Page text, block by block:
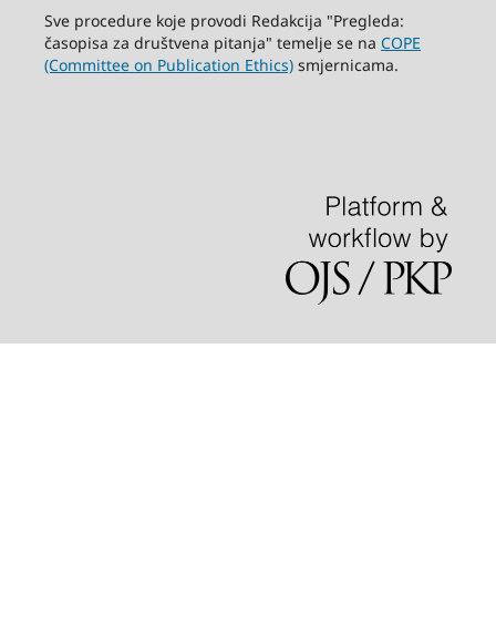
Sve procedure koje provodi Redakcija "Pregleda:
časopisa za društvena pitanja" temelje se na COPE
(Committee on Publication Ethics)smjernicama.